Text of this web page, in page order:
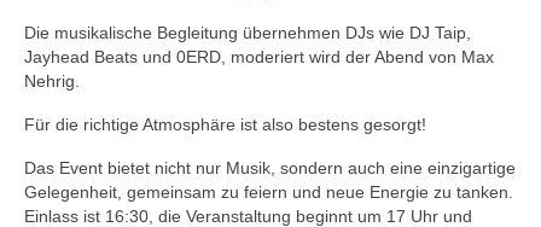
Die musikalische Begleitung übernehmen DJs wie DJ Taip,
Jayhead Beats und 0ERD, moderiert wird der Abend von Max
Nehrig.
Für die richtige Atmosphäre ist also bestens gesorgt!
Das Event bietet nicht nur Musik, sondern auch eine einzigartige
Gelegenheit, gemeinsam zu feiern und neue Energie zu tanken.
Einlass ist 16:30, die Veranstaltung beginnt um 17 Uhr und